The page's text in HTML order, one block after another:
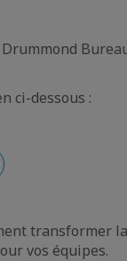
Drummond
ci-dessous :
transformer
vos équipes.